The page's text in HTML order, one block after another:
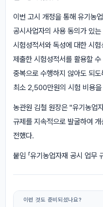
이번 고시 개정을 통해 유기농
공시사업자의 사용 동의가 있
시험성적서와 독성에 대한 시
제출한 시험성적서를 활용할
중복으로 수행하지 않아도 되
최소 2,500만원의 시험 비용
농관원 김철 원장은 "유기농업
규제를 지속적으로 발굴하여
전했다.
붙임 「유기농업자재 공시 업무
이런 것도 준비되셨나요?